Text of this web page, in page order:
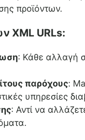
προϊόντων.
XML URLs:
: Κάθε αλλαγή
παρόχους:
υπηρεσίες
: Αντί να